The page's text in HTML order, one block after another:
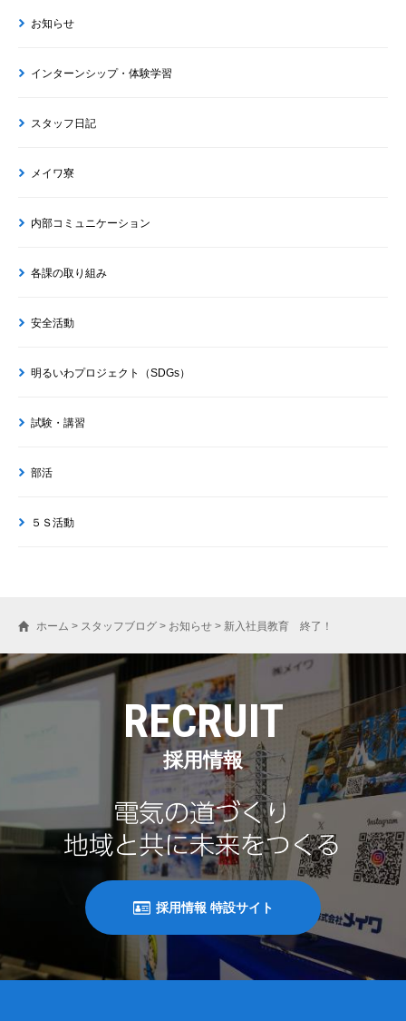
お知らせ
インターンシップ・体験学習
スタッフ日記
メイワ寮
内部コミュニケーション
各課の取り組み
安全活動
明るいわプロジェクト（SDGs）
試験・講習
部活
５Ｓ活動
ホーム > スタッフブログ > お知らせ > 新入社員教育 終了！
RECRUIT
採用情報
採用情報 特設サイト